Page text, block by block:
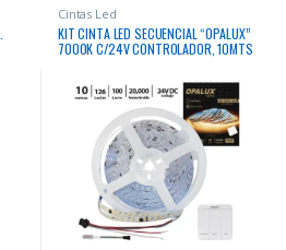
Cintas Led
KIT CINTA LED SECUENCIAL “OPALUX”
7000K C/24V CONTROLADOR, 10MTS